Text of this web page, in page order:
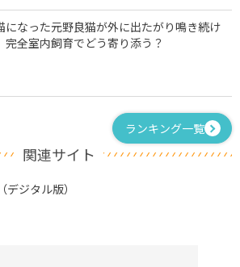
になった元野良猫が外に出たがり鳴き続け
全室内飼育でどう寄り添う？
ランキング一覧
関連サイト
ジタル版）